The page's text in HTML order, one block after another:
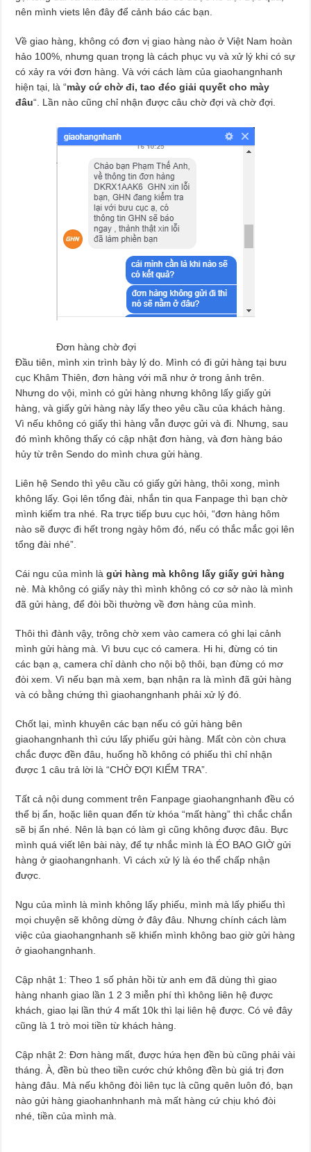
nên mình viets lên đây để cảnh báo các bạn.
Về giao hàng, không có đơn vị giao hàng nào ở Việt Nam hoàn
hảo 100%, nhưng quan trọng là cách phục vụ và xử lý khi có sự
có xảy ra với đơn hàng. Và với cách làm của giaohangnhanh
hiện tại, là “mày cứ chờ đi, tao đéo giải quyết cho mày
đâu“. Lần nào cũng chỉ nhận được câu chờ đợi và chờ đợi.
Đơn hàng chờ đợi
Đầu tiên, mình xin trình bày lý do. Mình có đi gửi hàng tại bưu
cục Khâm Thiên, đơn hàng với mã như ở trong ảnh trên.
Nhưng do vội, mình có gửi hàng nhưng không lấy giấy gửi
hàng, và giấy gửi hàng này lấy theo yêu cầu của khách hàng.
Vì nếu không có giấy thì hàng vẫn được gửi và đi. Nhưng, sau
đó mình không thấy có cập nhật đơn hàng, và đơn hàng báo
hủy từ trên Sendo do mình chưa gửi hàng.
Liên hệ Sendo thì yêu cầu có giấy gửi hàng, thôi xong, mình
không lấy. Gọi lên tổng đài, nhắn tin qua Fanpage thì bạn chờ
mình kiểm tra nhé. Ra trực tiếp bưu cục hỏi, “đơn hàng hôm
nào sẽ được đi hết trong ngày hôm đó, nếu có thắc mắc gọi lên
tổng đài nhé”.
Cái ngu của mình làgửi hàng mà không lấy giấy gửi hàng
nè. Mà không có giấy này thì mình không có cơ sở nào là mình
đã gửi hàng, để đòi bồi thường về đơn hàng của mình.
Thôi thì đành vậy, trông chờ xem vào camera có ghi lại cảnh
mình gửi hàng mà. Vì bưu cục có camera. Hi hi, đừng có tin
các bạn ạ, camera chỉ dành cho nội bộ thôi, bạn đừng có mơ
đòi xem. Vì nếu bạn mà xem, bạn nhận ra là mình đã gửi hàng
và có bằng chứng thì giaohangnhanh phải xử lý đó.
Chốt lại, mình khuyên các bạn nếu có gửi hàng bên
giaohangnhanh thì cứu lấy phiếu gửi hàng. Mất còn còn chưa
chắc được đền đâu, huống hồ không có phiếu thì chỉ nhận
được 1 câu trả lời là “CHỜ ĐỢI KIỂM TRA”.
Tất cả nội dung comment trên Fanpage giaohangnhanh đều có
thể bị ẩn, hoặc liên quan đến từ khóa “mất hàng” thì chắc chắn
sẽ bị ẩn nhé. Nên là bạn có làm gì cũng không được đâu. Bực
mình quá viết lên bài này, để tự nhắc mình là ÉO BAO GIỜ gửi
hàng ở giaohangnhanh. Vì cách xử lý là éo thể chấp nhận
được.
Ngu của mình là mình không lấy phiếu, mình mà lấy phiếu thì
mọi chuyện sẽ không dừng ở đây đâu. Nhưng chính cách làm
việc của giaohangnhanh sẽ khiến mình không bao giờ gửi hàng
ở giaohangnhanh.
Cập nhật 1: Theo 1 số phản hồi từ anh em đã dùng thì giao
hàng nhanh giao lần 1 2 3 miễn phí thì không liên hệ được
khách, giao lại lần thứ 4 mất 10k thì lại liên hệ được. Có vẻ đây
cũng là 1 trò moi tiền từ khách hàng.
Cập nhật 2: Đơn hàng mất, được hứa hẹn đền bù cũng phải vài
tháng. À, đền bù theo tiền cước chứ không đền bù giá trị đơn
hàng đâu. Mà nếu không đòi liên tục là cũng quên luôn đó, bạn
nào gửi hàng giaohanhnhanh mà mất hàng cứ chịu khó đòi
nhé, tiền của mình mà.